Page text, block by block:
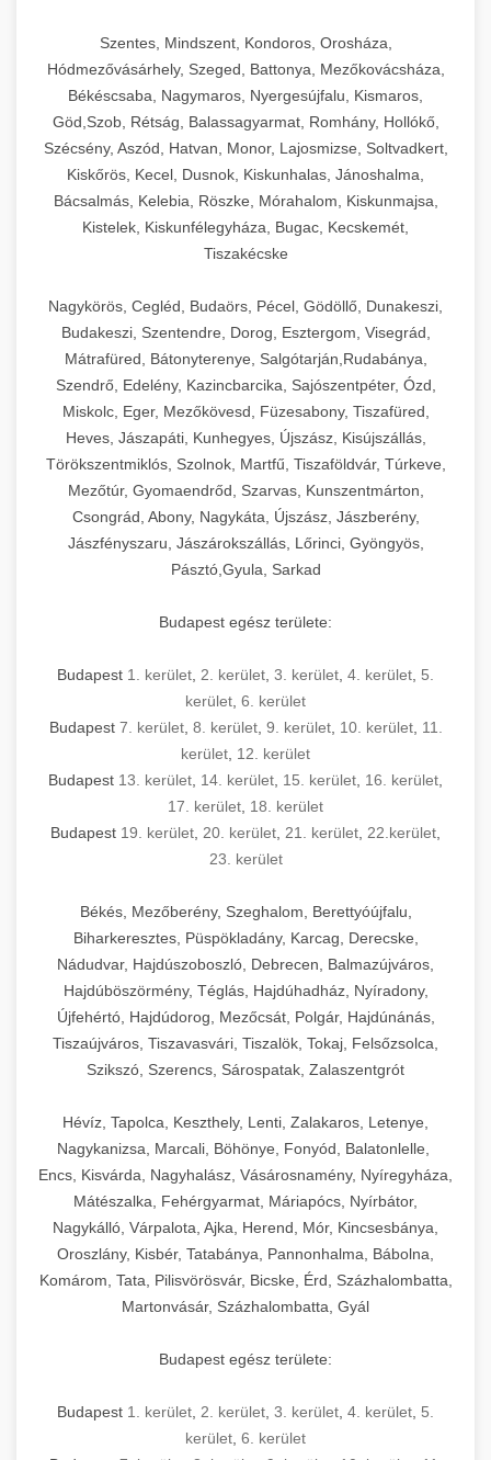
Szentes, Mindszent, Kondoros, Orosháza,
Hódmezővásárhely, Szeged, Battonya, Mezőkovácsháza,
Békéscsaba, Nagymaros, Nyergesújfalu, Kismaros,
Göd,Szob, Rétság, Balassagyarmat, Romhány, Hollókő,
Szécsény, Aszód, Hatvan, Monor, Lajosmizse, Soltvadkert,
Kiskőrös, Kecel, Dusnok, Kiskunhalas, Jánoshalma,
Bácsalmás, Kelebia, Röszke, Mórahalom, Kiskunmajsa,
Kistelek, Kiskunfélegyháza, Bugac, Kecskemét,
Tiszakécske
Nagykörös, Cegléd, Budaörs, Pécel, Gödöllő, Dunakeszi,
Budakeszi, Szentendre, Dorog, Esztergom, Visegrád,
Mátrafüred, Bátonyterenye, Salgótarján,Rudabánya,
Szendrő, Edelény, Kazincbarcika, Sajószentpéter, Ózd,
Miskolc, Eger, Mezőkövesd, Füzesabony, Tiszafüred,
Heves, Jászapáti, Kunhegyes, Újszász, Kisújszállás,
Törökszentmiklós, Szolnok, Martfű, Tiszaföldvár, Túrkeve,
Mezőtúr, Gyomaendrőd, Szarvas, Kunszentmárton,
Csongrád, Abony, Nagykáta, Újszász, Jászberény,
Jászfényszaru, Jászárokszállás, Lőrinci, Gyöngyös,
Pásztó,Gyula, Sarkad
Budapest egész területe:
Budapest 1. kerület 2. kerület 3. kerület 4. kerület 5.
kerület 6. kerület
Budapest 7. kerület, 8. kerület, 9. kerület, 10. kerület, 11.
kerület 12. kerület
Budapest 13. kerület 14. kerület 15. kerület 16. kerület
17. kerület 18. kerület
Budapest 19. kerület 20. kerület 21. kerület 22.kerület
23. kerület
Békés, Mezőberény, Szeghalom, Berettyóújfalu,
Biharkeresztes, Püspökladány, Karcag, Derecske,
Nádudvar, Hajdúszoboszló, Debrecen, Balmazújváros,
Hajdúböszörmény, Téglás, Hajdúhadház, Nyíradony,
Újfehértó, Hajdúdorog, Mezőcsát, Polgár, Hajdúnánás,
Tiszaújváros, Tiszavasvári, Tiszalök, Tokaj, Felsőzsolca,
Szikszó, Szerencs, Sárospatak, Zalaszentgrót
Hévíz, Tapolca, Keszthely, Lenti, Zalakaros, Letenye,
Nagykanizsa, Marcali, Böhönye, Fonyód, Balatonlelle,
Encs, Kisvárda, Nagyhalász, Vásárosnamény, Nyíregyháza,
Mátészalka, Fehérgyarmat, Máriapócs, Nyírbátor,
Nagykálló, Várpalota, Ajka, Herend, Mór, Kincsesbánya,
Oroszlány, Kisbér, Tatabánya, Pannonhalma, Bábolna,
Komárom, Tata, Pilisvörösvár, Bicske, Érd, Százhalombatta,
Martonvásár, Százhalombatta, Gyál
Budapest egész területe:
Budapest 1. kerület 2. kerület 3. kerület 4. kerület 5.
kerület 6. kerület